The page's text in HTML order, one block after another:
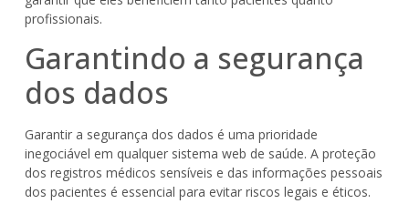
profissionais.
Garantindo a segurança
dos dados
Garantir a segurança dos dados é uma prioridade
inegociável em qualquer sistema web de saúde. A proteção
dos registros médicos sensíveis e das informações pessoais
dos pacientes é essencial para evitar riscos legais e éticos.